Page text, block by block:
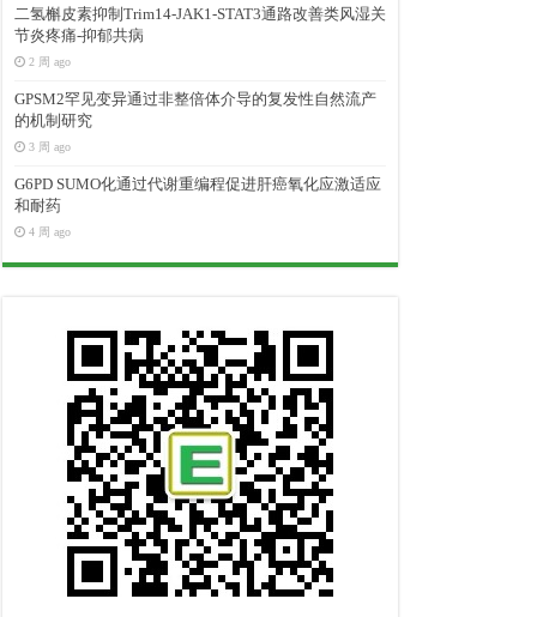
二氢槲皮素抑制Trim14-JAK1-STAT3通路改善类风湿关
节炎疼痛-抑郁共病
2 周 ago
GPSM2罕见变异通过非整倍体介导的复发性自然流产
的机制研究
3 周 ago
G6PD SUMO化通过代谢重编程促进肝癌氧化应激适应
和耐药
4 周 ago